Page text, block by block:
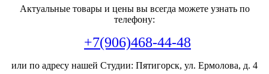
Актуальные товары и цены вы всегда можете узнать по
телефону:
+7(906)468-44-48
или по адресу нашей Студии: Пятигорск, ул. Ермолова, д. 4